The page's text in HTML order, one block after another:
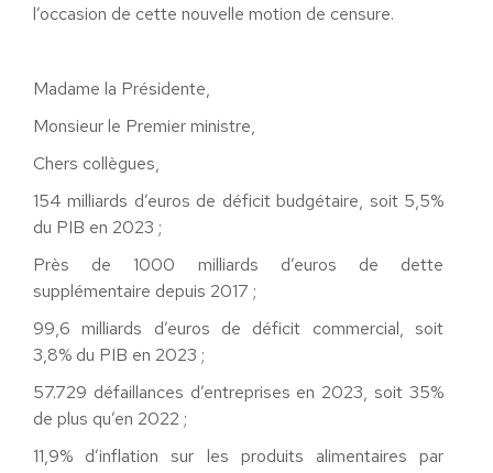
l’occasion de cette nouvelle motion de censure.
Madame la Présidente,
Monsieur le Premier ministre,
Chers collègues,
154milliards d’euros de déficit budgétaire, soit 5,5%
du PIB en 2023 ;
Près de 1000 milliards d’euros de dette
supplémentaire depuis 2017 ;
99,6milliards d’euros de déficit commercial, soit
3,8% du PIB en 2023 ;
57.729 défaillances d’entreprises en 2023, soit 35%
de plus qu’en 2022 ;
11,9% d’inflation sur les produits alimentaires par